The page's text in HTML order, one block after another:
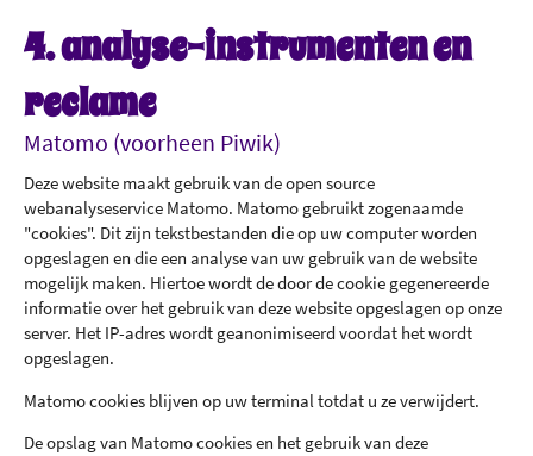
4. analyse-instrumenten en
reclame
Matomo (voorheen Piwik)
Deze website maakt gebruik van de open source
webanalyseservice Matomo. Matomo gebruikt zogenaamde
"cookies". Dit zijn tekstbestanden die op uw computer worden
opgeslagen en die een analyse van uw gebruik van de website
mogelijk maken. Hiertoe wordt de door de cookie gegenereerde
informatie over het gebruik van deze website opgeslagen op onze
server. Het IP-adres wordt geanonimiseerd voordat het wordt
opgeslagen.
Matomo cookies blijven op uw terminal totdat u ze verwijdert.
De opslag van Matomo cookies en het gebruik van deze